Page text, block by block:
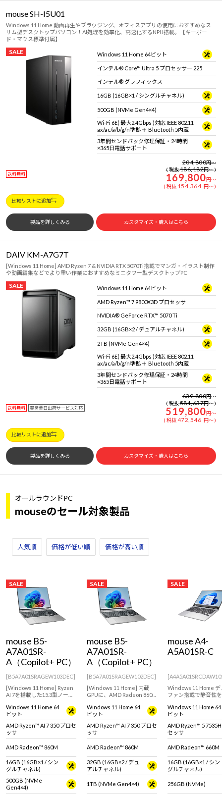
mouse SH-I5U01
Windows 11 Home 動画再生やブラウジング、オフィスアプリの使用におすすめなス
リム型デスクトップパソコン！AI処理を効率化、高速化するNPU搭載。【キーボー
ド・マウス標準付属】
SALE Windows 11 Home 64ビット
インテル® Core™ Ultra 5 プロセッサー 225
インテル® グラフィックス
16GB (16GB×1 / シングルチャネル)
500GB (NVMe Gen4×4)
Wi-Fi 6E( 最大2.4Gbps )対応 IEEE 802.11
ax/ac/a/b/g/n準拠 ＋ Bluetooth 5内蔵
3年間センドバック修理保証・24時間
×365日電話サポート
送料無料
204,800円～
税抜186,182円～
169,800円～
税抜 154,364 円～
比較リストに追加
製品を詳しくみる カスタマイズ・購入はこちら
DAIV KM-A7G7T
[Windows 11 Home] AMD Ryzen 7 & NVIDIA RTX 5070Ti搭載でマンガ・イラスト制作
や動画編集などでより重い作業におすすめなミニタワー型デスクトップPC
SALE Windows 11 Home 64ビット
AMD Ryzen™ 7 9800X3D プロセッサ
NVIDIA® GeForce RTX™ 5070 Ti
32GB (16GB×2 / デュアルチャネル)
2TB (NVMe Gen4×4)
Wi-Fi 6E( 最大2.4Gbps )対応 IEEE 802.11
ax/ac/a/b/g/n準拠 ＋ Bluetooth 5内蔵
3年間センドバック修理保証・24時間
×365日電話サポート
送料無料 翌営業日出荷サービス対応
639,800円～
税抜581,637円～
519,800円～
税抜472,546 円～
比較リストに追加
製品を詳しくみる カスタマイズ・購入はこちら
オールラウンドPC
mouseのセール対象製品
人気順 価格が低い順 価格が高い順
SALE
mouse B5-
A7A01SR-
A（Copilot+ PC）
[B5A7A01SRAGEW103DEC]
[Windows 11 Home] Ryzen
AI 7を搭載した15.3型ノート
リエイティブにもおすすめ
なモデル！
Windows 11 Home 64
ビット
AMD Ryzen™ AI 7 350 プロセ
ッサ
AMD Radeon™ 860M
16GB (16GB×1 / シン
グルチャネル)
500GB (NVMe
Gen4×4)
SALE
mouse B5-
A7A01SR-
A（Copilot+ PC）
[B5A7A01SRAGEW102DEC]
[Windows 11 Home] 内蔵
GPUに、AMD Radeon 860M
ゲーマーにもおすすめの15.3
型ノートパソコン！
Windows 11 Home 64
ビット
AMD Ryzen™ AI 7 350 プロセ
ッサ
AMD Radeon™ 860M
32GB (16GB×2 / デュ
アルチャネル)
1TB (NVMe Gen4×4)
SALE
mouse A4-
A5A01SR-C
Windows 11 Home デ
ファン搭載で静音性
AMD Ryzen 5 7535HS
ッサ搭載で、日常使
分なスペックを備え
ノート！高い堅牢性
性を実証された【MIL
Windows 11 Home 64
ビット
AMD Ryzen™ 5
セッサ
AMD Radeon™ 660M
16GB (16GB×1 / シン
グルチャネル)
256GB (NVMe)